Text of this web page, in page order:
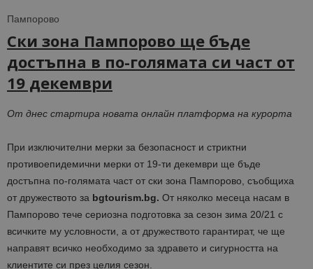
Пампорово
Ски зона Пампорово ще бъде
достъпна в по-голямата си част от
19 декември
От днес стартира новата онлайн платформа на курорта
При изключителни мерки за безопасност и стриктни
противоепидемични мерки от 19-ти декември ще бъде
достъпна по-голямата част от ски зона Пампорово, съобщиха
от дружеството за bgtourism.bg. От няколко месеца насам в
Пампорово тече сериозна подготовка за сезон зима 20/21 с
всичките му условности, а от дружеството гарантират, че ще
направят всичко необходимо за здравето и сигурността на
клиентите си през целия сезон.